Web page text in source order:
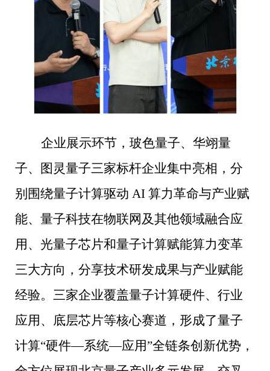
企业展示环节，玻色量子、华翊量
子、图灵量子三家标杆企业集中亮相，分
别围绕量子计算驱动 AI 算力革命与产业赋
能、量子科技在物联网及其他领域融合应
用、光量子芯片和量子计算赋能算力变革
三大方向，分享技术研发成果与产业赋能
经验。三家企业覆盖量子计算硬件、行业
应用、底层芯片等核心赛道，形成了量子
计算“硬件—系统—应用”全链条创新优势，